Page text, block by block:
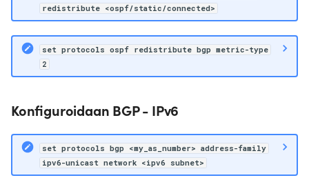
redistribute <ospf/static/connected>
set protocols ospf redistribute bgp metric-type
2
Konfiguroidaan BGP - IPv6
set protocols bgp <my_as_number> address-family
ipv6-unicast network <ipv6 subnet>